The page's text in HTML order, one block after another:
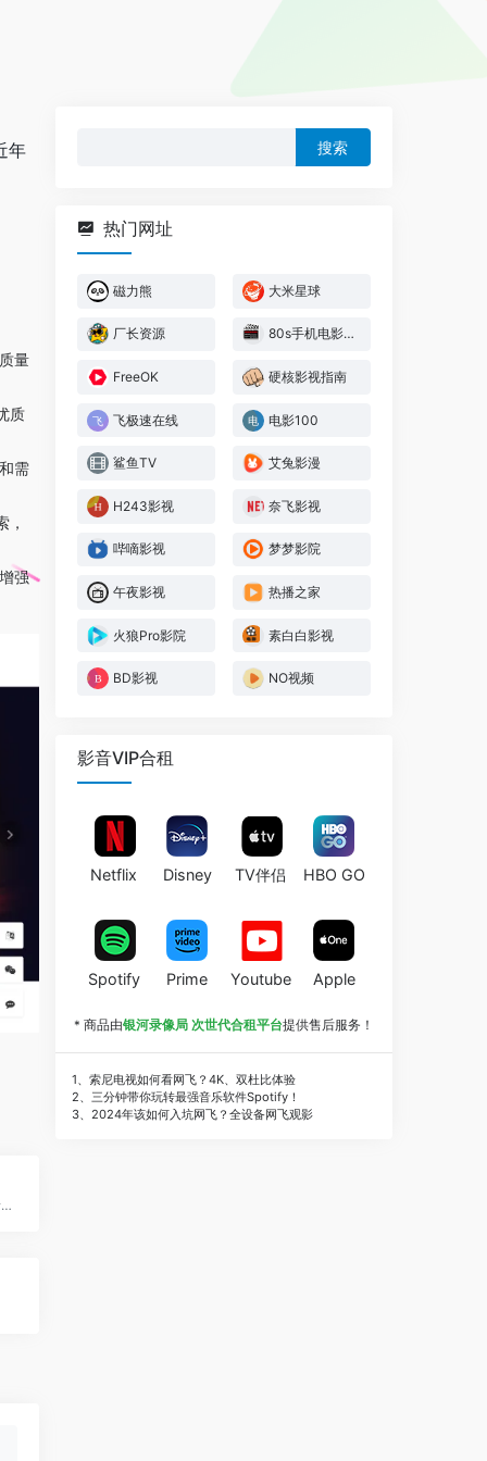
年
量
质
需
，
强
综合性视频平台，聚焦新青年文化需求，提供丰富优质的影视、综艺及体育内容
热门网址
磁力熊 大米星球
厂长资源 80s手机电影网
FreeOK 硬核影视指南
飞极速在线 电影100
鲨鱼TV 艾兔影漫
H243影视 奈飞影视
哔嘀影视 梦梦影院
午夜影视 热播之家
火狼Pro影院 素白白影视
BD影视 NO视频
影音VIP合租
Netflix Disney TV伴侣 HBO GO
Spotify Prime Youtube Apple
* 商品由银河录像局 次世代合租平台提供售后服务！
1、索尼电视如何看网飞？4K、双杜比体验
2、三分钟带你玩转最强音乐软件Spotify！
3、2024年该如何入坑网飞？全设备网飞观影